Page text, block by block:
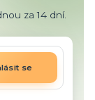
za 14 dní.
se